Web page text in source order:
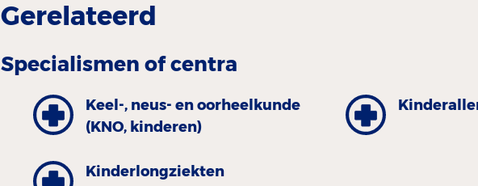
Gerelateerd
Specialismen of centra
Keel-, neus- en oorheelkunde
(KNO, kinderen)
Kinder­longziekten